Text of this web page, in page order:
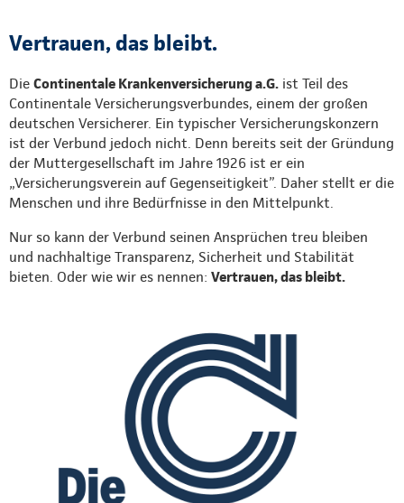
Vertrauen, das bleibt.
Die Continentale Krankenversicherung a.G. ist Teil des
Continentale Versicherungsverbundes, einem der großen
deutschen Versicherer. Ein typischer Versicherungskonzern
ist der Verbund jedoch nicht. Denn bereits seit der Gründung
der Muttergesellschaft im Jahre 1926 ist er ein
„Versicherungsverein auf Gegenseitigkeit”. Daher stellt er die
Menschen und ihre Bedürfnisse in den Mittelpunkt.
Nur so kann der Verbund seinen Ansprüchen treu bleiben
und nachhaltige Transparenz, Sicherheit und Stabilität
bieten. Oder wie wir es nennen: Vertrauen, das bleibt.